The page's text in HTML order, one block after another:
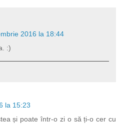
2016 la 18:44
:)
la 15:23
și poate într-o zi o să ți-o cer cu